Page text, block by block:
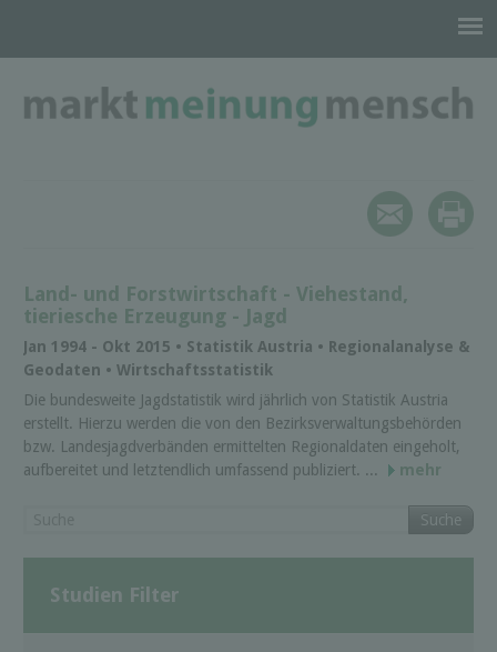
Land- und Forstwirtschaft - Viehestand,
tieriesche Erzeugung - Jagd
Jan 1994 - Okt 2015 • Statistik Austria • Regionalanalyse &
Geodaten • Wirtschaftsstatistik
Die bundesweite Jagdstatistik wird jährlich von Statistik Austria
erstellt. Hierzu werden die von den Bezirksverwaltungsbehörden
bzw. Landesjagdverbänden ermittelten Regionaldaten eingeholt,
aufbereitet und letztendlich umfassend publiziert. ...
mehr
Suche
Studien Filter